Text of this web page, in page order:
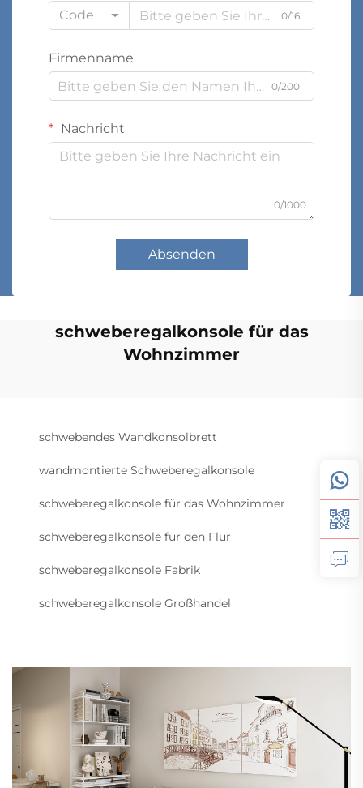
Code
0/16
Firmenname
0/200
Nachricht
0/1000
Absenden
schweberegalkonsole für das
Wohnzimmer
schwebendes Wandkonsolbrett
wandmontierte Schweberegalkonsole
schweberegalkonsole für das Wohnzimmer
schweberegalkonsole für den Flur
schweberegalkonsole Fabrik
schweberegalkonsole Großhandel